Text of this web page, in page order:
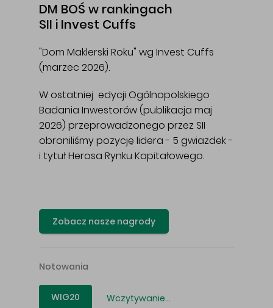
DM BOŚ w rankingach
SII i Invest Cuffs
"Dom Maklerski Roku" wg Invest Cuffs
(marzec 2026).
W ostatniej edycji Ogólnopolskiego
Badania Inwestorów (publikacja maj
2026) przeprowadzonego przez SII
obroniliśmy pozycję lidera - 5 gwiazdek -
i tytuł Herosa Rynku Kapitałowego.
Zobacz nasze nagrody
Notowania
WIG20 Wczytywanie...